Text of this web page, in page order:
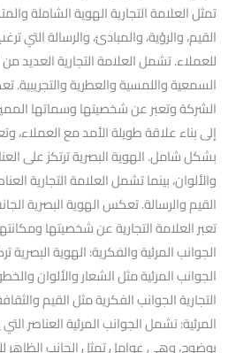
تمثل العلامة التجارية الهوية الشاملة
القيم، والرؤية، والمبادئ، والرسالة التي
للعملاء. تشمل العلامة التجارية العديد من
السمعية واللمسية والعطرية والتجريبية.
الشركة وتعبر عن شخصيتها وسماتها
إلى بناء علاقة طويلة الأمد مع العملاء،
بشكل شامل. الهوية البصرية ترتكز على
والألوان، بينما تشمل العلامة التجارية
القيم والرسالة. تعكس الهوية البصرية
تعبر العلامة التجارية عن شخصيتها
الجوانب المرئية والفكرية: الهوية
الجوانب المرئية مثل الشعار والألوان
التجارية الجوانب الفكرية مثل القيم
المرئية: تشمل الجوانب المرئية العناصر
بوضوح، وهي عوامل تمثل الجانب الظاهر